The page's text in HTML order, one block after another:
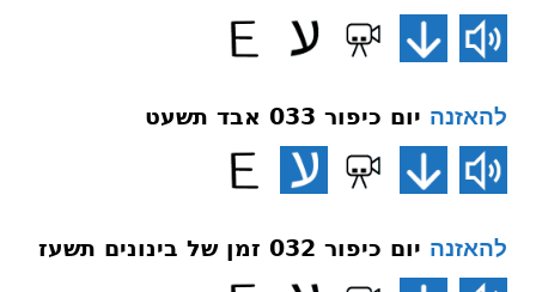
להאזנה יום כיפור 033 אבד תשעט
להאזנה יום כיפור 032 זמן של בינונים תשעז